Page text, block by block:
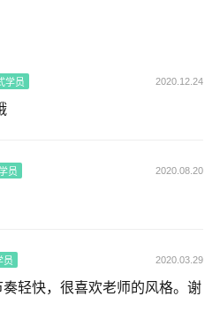
学员 2020.12.24
员 2020.08.20
员 2020.03.29
轻快，很喜欢老师的风格。谢